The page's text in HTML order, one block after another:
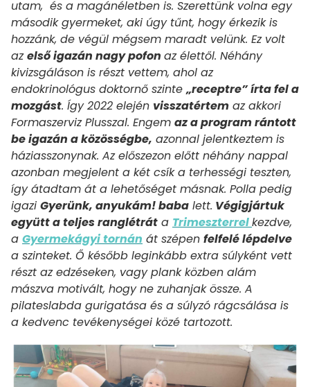
utam, és a magánéletben is. Szerettünk volna egy
második gyermeket, aki úgy tűnt, hogy érkezik is
hozzánk, de végül mégsem maradt velünk. Ez volt
azelső igazán nagy pofon az élettől. Néhány
kivizsgáláson is részt vettem, ahol az
endokrinológus doktornő szinte „receptre” írta fel a
mozgást. Így 2022 elején visszatértem az akkori
Formaszerviz Plusszal. Engem az a program rántott
be igazán a közösségbe, azonnal jelentkeztem is
háziasszonynak. Az előszezon előtt néhány nappal
azonban megjelent a két csík a terhességi teszten,
így átadtam át a lehetőséget másnak. Polla pedig
igazi Gyerünk, anyukám! baba lett. Végigjártuk
együtt a teljes ranglétrát a Trimeszterrelkezdve,
a Gyermekágyi tornán át szépen felfelé lépdelve
a szinteket. Ő később leginkább extra súlyként vett
részt az edzéseken, vagy plank közben alám
mászva motivált, hogy ne zuhanjak össze. A
pilateslabda gurigatása és a súlyzó rágcsálása is
a kedvenc tevékenységei közé tartozott.